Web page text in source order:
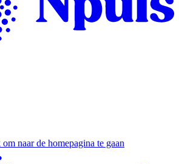
naar de homepagina te gaan